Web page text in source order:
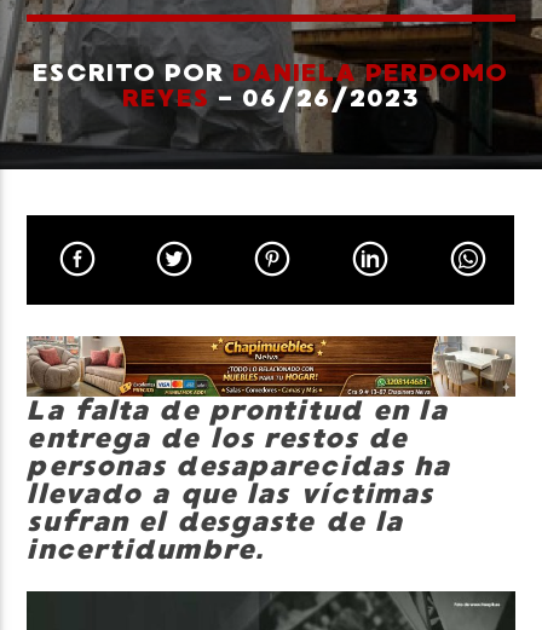
Neiva Estereo
ESCRITO PORDANIELA PERDOMO
REYES - 06/26/2023
La falta de prontitud en la
entrega de los restos de
personas desaparecidas ha
llevado a que las víctimas
sufran el desgaste de la
incertidumbre.